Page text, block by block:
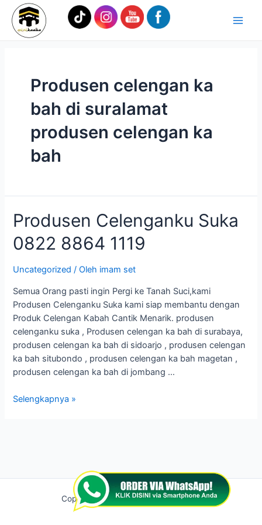
Lewati
konten
Produsen celengan ka
bah di suralamat
produsen celengan ka
bah
Produsen Celenganku Suka
0822 8864 1119
Uncategorized / Oleh imam set
Semua Orang pasti ingin Pergi ke Tanah Suci,kami
Produsen Celenganku Suka kami siap membantu dengan
Produk Celengan Kabah Cantik Menarik. produsen
celenganku suka , Produsen celengan ka bah di surabaya,
produsen celengan ka bah di sidoarjo , produsen celengan
ka bah situbondo , produsen celengan ka bah magetan ,
produsen celengan ka bah di jombang …
Produsen
Celenganku
Suka
8864
Selengkapnya »
Copyright © 2026 celengankabah.id